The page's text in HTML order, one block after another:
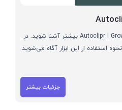
با هوش مصنوعی Autoclipr l Grow on autopilot بیشتر آشنا شوید. در
استفاده از این ابزار آگاه می‌شوید
جزئیات بیشتر